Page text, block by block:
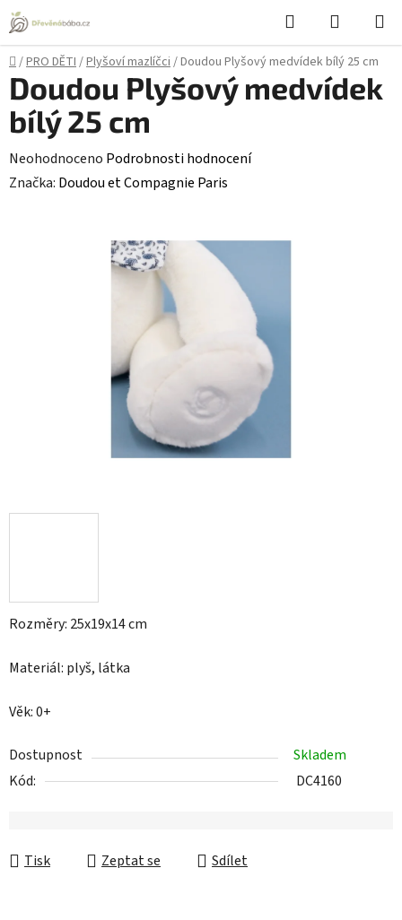
Přejít
na
obsah
Hledat
KOŠÍK
Domů
/PRO DĚTI/Plyšoví mazlíčci/Doudou Plyšový medvídek bílý 25 cm
Rozměry: 25x19x14 cm
Materiál: plyš, látka
Věk: 0+
Dostupnost
Skladem
Kód:
DC4160
Tisk Zeptat se Sdílet
Doudou Plyšový medvídek
bílý 25 cm
Průměrné
hodnocení
Neohodnoceno Podrobnosti hodnocení
Značka: Doudou et Compagnie Paris